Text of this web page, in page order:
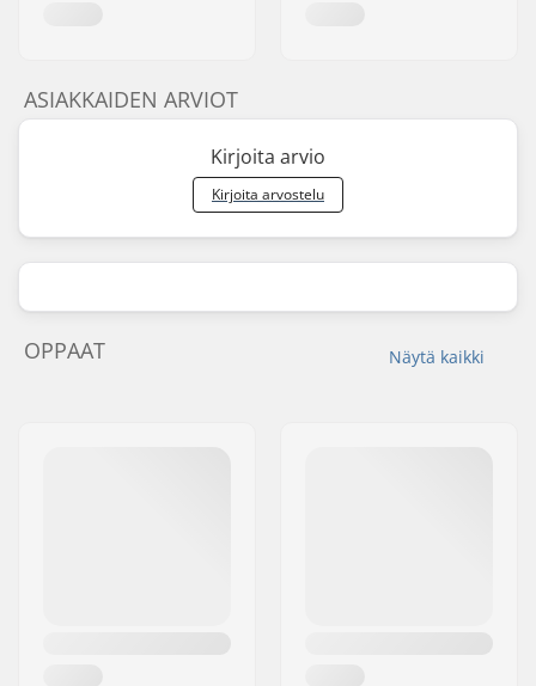
ASIAKKAIDEN ARVIOT
Kirjoita arvio
Kirjoita arvostelu
Näytä kaikki
OPPAAT